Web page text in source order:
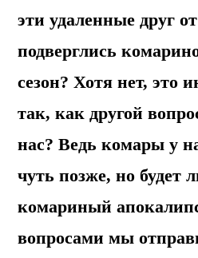
эти удаленные друг
подверглись
сезон? Хотя нет, это
так, как другой
нас? Ведь комары у
чуть позже, но будет
комариный
вопросами мы